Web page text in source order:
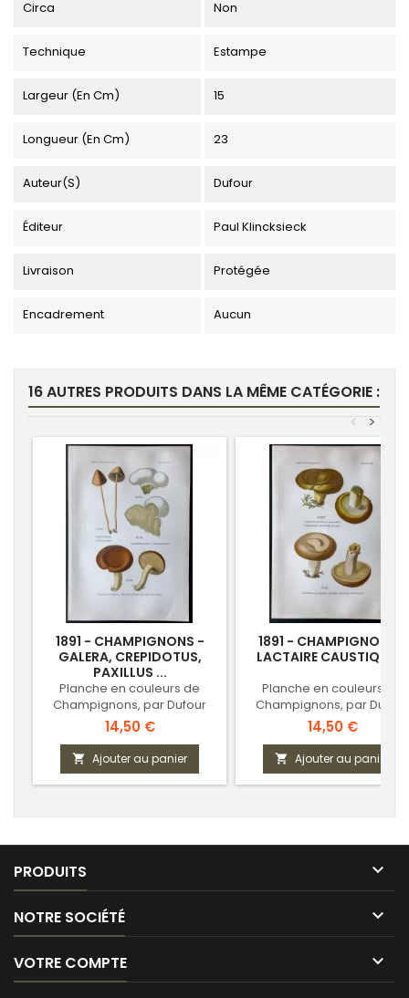
Circa Non
Technique Estampe
Largeur (en Cm) 15
Longueur (en Cm) 23
Auteur(s) Dufour
Éditeur Paul Klincksieck
Livraison Protégée
Encadrement Aucun
16 AUTRES PRODUITS DANS LA MÊME CATÉGORIE :
>
<
1891 - CHAMPIGNONS -
GALERA, CREPIDOTUS,
PAXILLUS ...
Planche en couleurs de
Champignons, par Dufour
Prix
14,50 €
 Ajouter au panier
1891 - CHAMPIGNONS -
LACTAIRE CAUSTIQUE ...
Planche en couleurs de
Champignons, par Dufour
Prix
14,50 €
 Ajouter au panier
PRODUITS 
NOTRE SOCIÉTÉ 
VOTRE COMPTE 